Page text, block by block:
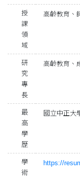
授
課
領
域
高齡教育、
研
究
專
長
高齡教育、
最
高
學
歷
國立中正大
學
術
https://